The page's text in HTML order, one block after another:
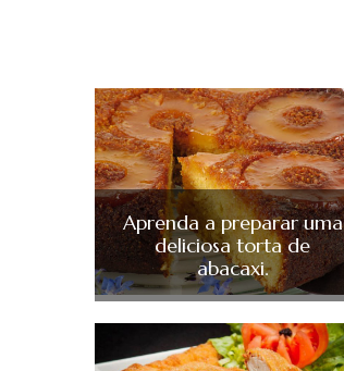
Aprenda a preparar uma
deliciosa torta de
abacaxi.